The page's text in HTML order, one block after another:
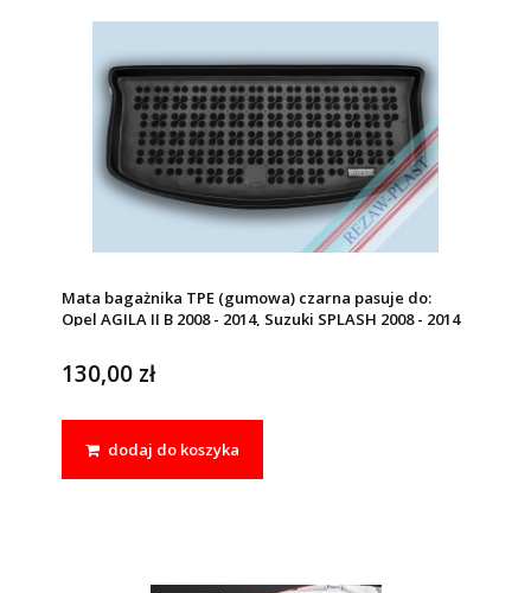
Mata bagażnika TPE (gumowa) czarna pasuje do:
Opel AGILA II B 2008 - 2014, Suzuki SPLASH 2008 - 2014
130,00 zł
dodaj do koszyka